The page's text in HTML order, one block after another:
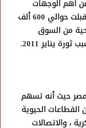
وكانت مصر من أهم الوجهات
السياحية في فرنسا و في عام 2019 استقبلت حوالي 600 ألف
من السوق
يناير 2011.
حيث أنه تسهم
القطاعات الحيوية
، والاتصالات